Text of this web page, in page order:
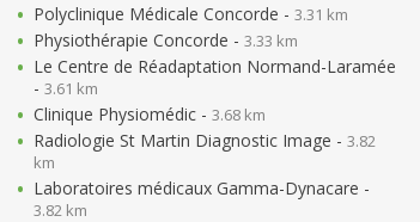
Polyclinique Médicale Concorde - 3.31 km
Physiothérapie Concorde - 3.33 km
Le Centre de Réadaptation Normand-Laramée
- 3.61 km
Clinique Physiomédic - 3.68 km
Radiologie St Martin Diagnostic Image - 3.82
km
Laboratoires médicaux Gamma-Dynacare -
3.82 km